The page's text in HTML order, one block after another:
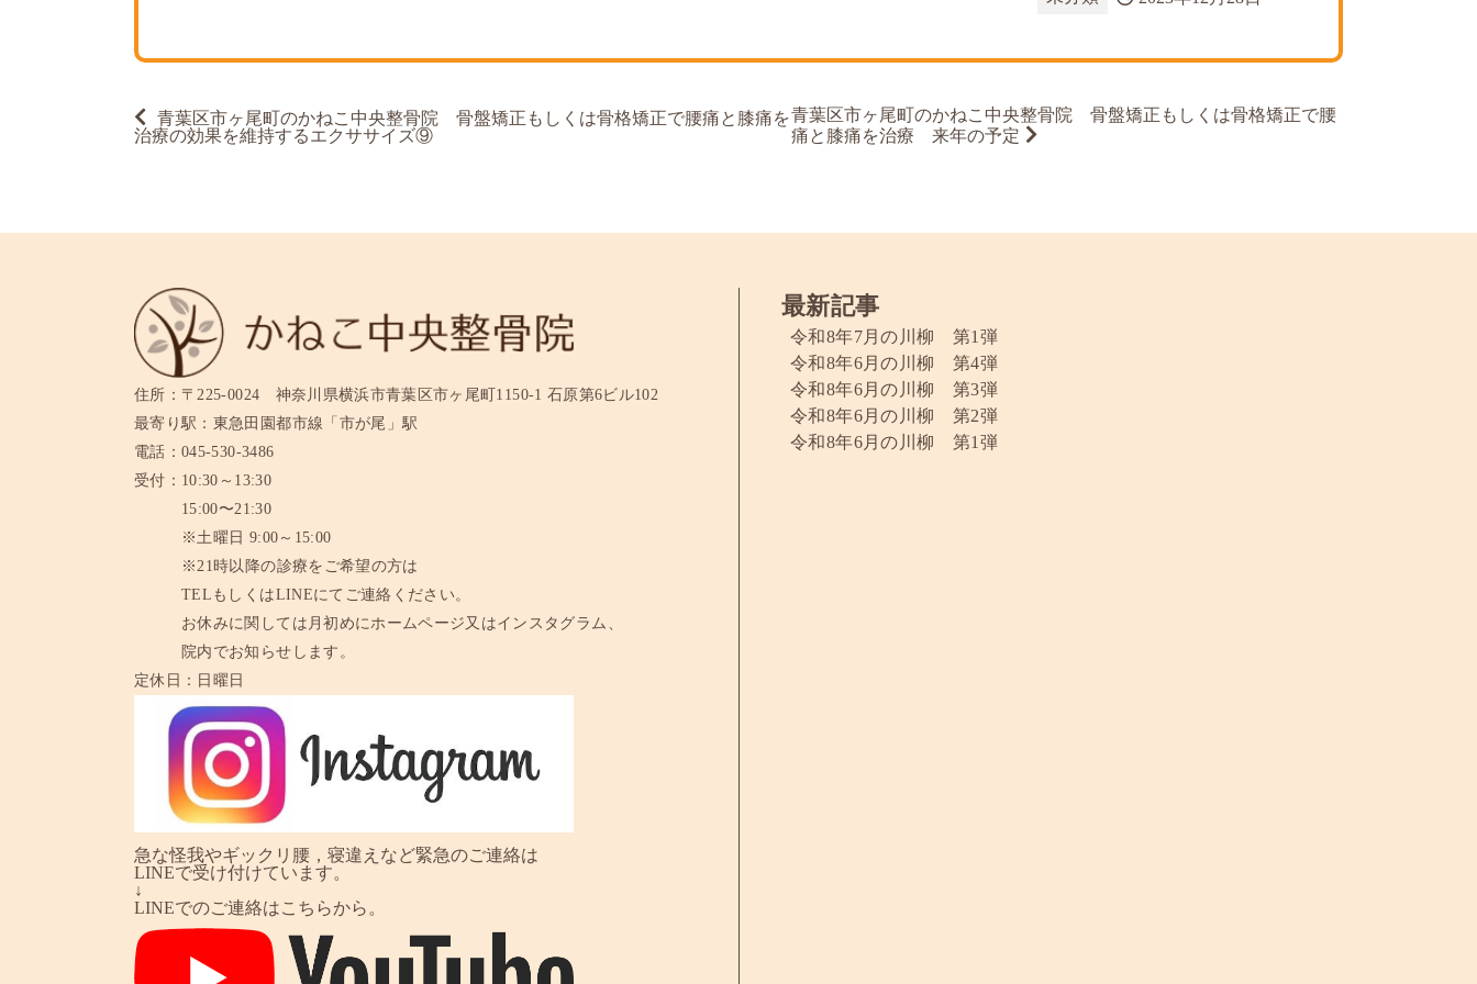
投
稿
ナ
ョ
青葉区市ヶ尾町のかねこ中央整骨院 骨盤矯正もしくは骨格矯正で腰痛と膝痛を
治療の効果を維持するエクササイズ⑨
青葉区市ヶ尾町のかねこ中央整骨院 骨盤矯正もしくは骨格矯正で腰
痛と膝痛を治療 来年の予定
住所： 〒225-0024 神奈川県横浜市青葉区市ヶ尾町1150-1 石原第6ビル102
最寄り駅： 東急田園都市線「市が尾」駅
電話：045-530-3486
受付： 10:30～13:30
15:00〜21:30
※土曜日 9:00～15:00
※21時以降の診療をご希望の方は
TELもしくはLINEにてご連絡ください。
お休みに関しては月初めにホームページ又はインスタグラム、
院内でお知らせします。
定休日： 日曜日
急な怪我やギックリ腰，寝違えなど緊急のご連絡は
LINEで受け付けています。
↓
LINEでのご連絡はこちらから。
最新記事
令和8年7月の川柳 第1弾
令和8年6月の川柳 第4弾
令和8年6月の川柳 第3弾
令和8年6月の川柳 第2弾
令和8年6月の川柳 第1弾